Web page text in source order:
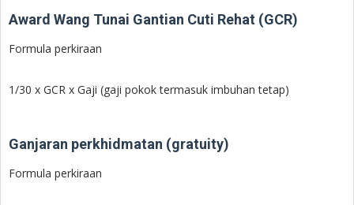
Award Wang Tunai Gantian Cuti Rehat (GCR)
Formula perkiraan
1/30 x GCR x Gaji (gaji pokok termasuk imbuhan tetap)
Ganjaran perkhidmatan (gratuity)
Formula perkiraan